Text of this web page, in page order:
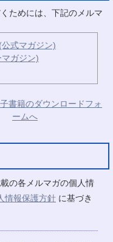
ためには、下記のメルマ
式マガジン)
ガジン)
の各メルマガの個人情
情報保護方針 に基づき